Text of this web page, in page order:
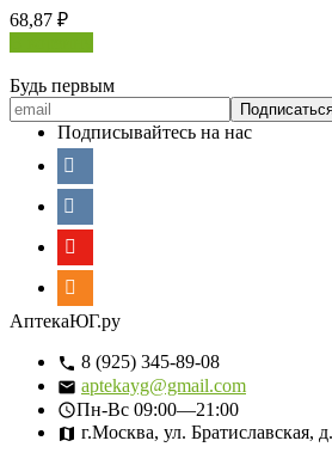
68,87 ₽
Будь первым
Подписывайтесь на нас
АптекаЮГ.ру
8 (925) 345-89-08
aptekayg@gmail.com
Пн-Вс 09:00—21:00
г.Москва, ул. Братиславская,